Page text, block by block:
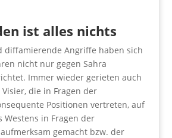
ist alles nichts
diffamierende Angriffe haben sich
nicht nur gegen Sahra
Immer wieder gerieten auch
die in Fragen der
Positionen vertreten, auf
Westens in Fragen der
gemacht bzw. der